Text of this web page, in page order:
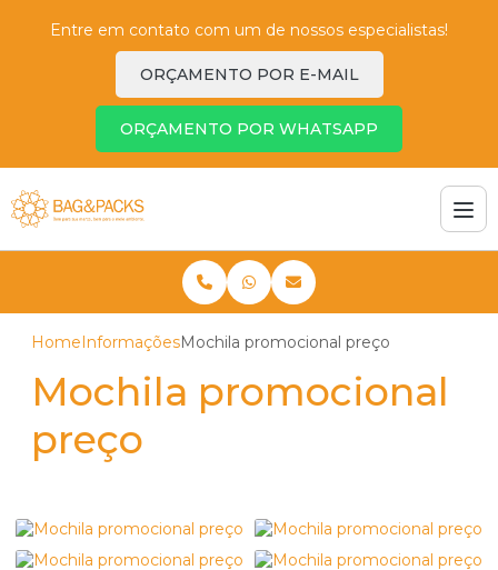
Entre em contato com um de nossos especialistas!
ORÇAMENTO POR E-MAIL
ORÇAMENTO POR WHATSAPP
Home InformaçõesMochila promocional preço
Mochila promocional
preço